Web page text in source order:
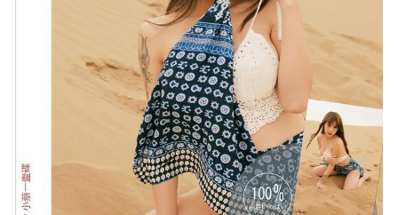
[Ugirls尤果网]爱尤物 2022.07.09 No.2364 葛征Model[35P]
蠢沫沫 NO.212 海风 [19P-162MB] 2023-03-03
[Ugirls尤果网]爱尤物 2021.07.03 No.2122 葛征Model 长腿女
2023-01-18